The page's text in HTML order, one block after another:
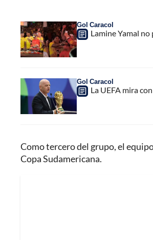
Gol Caracol
Lamine Yamal
Gol Caracol
La UEFA mira
Como tercero del grupo, el
Copa Sudamericana.